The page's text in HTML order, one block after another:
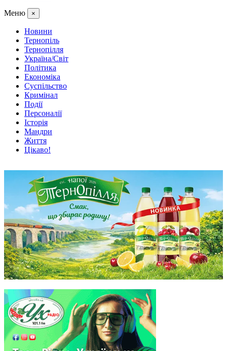
Меню ×
Новини
Тернопіль
Тернопілля
Україна/Світ
Політика
Економіка
Суспільство
Кримінал
Події
Персоналії
Історія
Мандри
Життя
Цікаво!